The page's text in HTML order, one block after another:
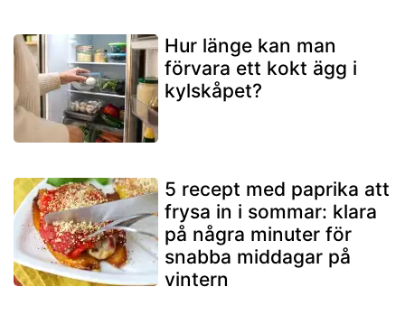
Hur länge kan man
förvara ett kokt ägg i
kylskåpet?
5 recept med paprika att
frysa in i sommar: klara
på några minuter för
snabba middagar på
vintern